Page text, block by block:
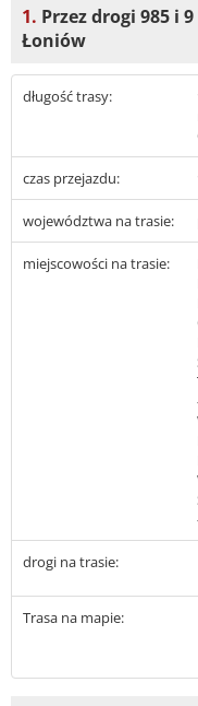
1. Przez drogi 985 i
Łoniów
długość trasy:
czas przejazdu:
województwa na trasie:
miejscowości na trasie:
drogi na trasie:
Trasa na mapie: